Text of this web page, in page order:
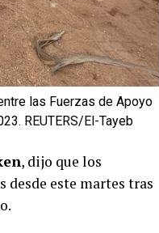
las Fuerzas de Apoyo
REUTERS/El-Tayeb
, dijo que los
desde este martes tras